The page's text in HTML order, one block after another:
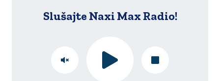
Slušajte Naxi Max Radio!